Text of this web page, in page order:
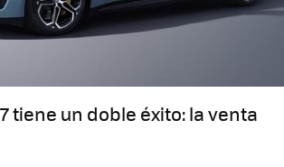
tiene un doble éxito: la venta